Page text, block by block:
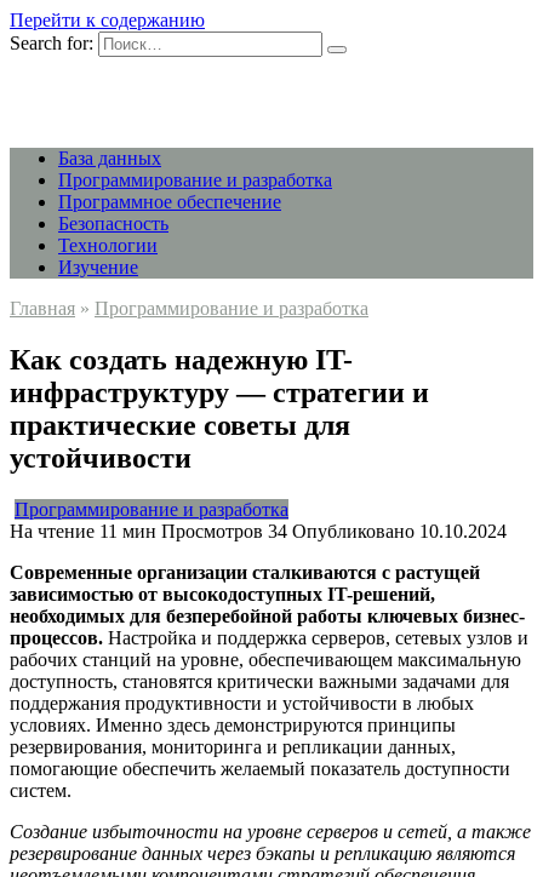
Перейти к содержанию
Search for:
База данных
Программирование и разработка
Программное обеспечение
Безопасность
Технологии
Изучение
Главная » Программирование и разработка
Как создать надежную IT-
инфраструктуру — стратегии и
практические советы для
устойчивости
Программирование и разработка
На чтение 11 мин Просмотров 34 Опубликовано 10.10.2024
Современные организации сталкиваются с растущей
зависимостью от высокодоступных IT-решений,
необходимых для безперебойной работы ключевых бизнес-
процессов. Настройка и поддержка серверов, сетевых узлов и
рабочих станций на уровне, обеспечивающем максимальную
доступность, становятся критически важными задачами для
поддержания продуктивности и устойчивости в любых
условиях. Именно здесь демонстрируются принципы
резервирования, мониторинга и репликации данных,
помогающие обеспечить желаемый показатель доступности
систем.
Создание избыточности на уровне серверов и сетей, а также
резервирование данных через бэкапы и репликацию являются